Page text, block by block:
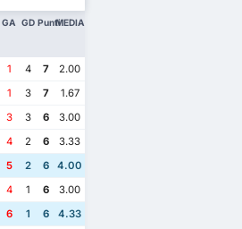
GA GD PuntiMEDIA
1 4 7
2.00
1 3 7
1.67
3 3 6
3.00
4 2 6
3.33
5 2 6
4.00
4 1 6
3.00
6 1 6
4.33